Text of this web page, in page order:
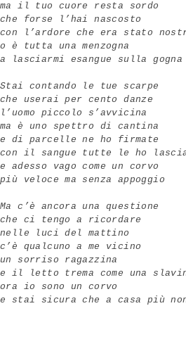
ma il tuo cuore resta sordo
che forse l’hai nascosto
con l’ardore che era stato
o è tutta una menzogna
a lasciarmi esangue sulla gogna
Stai contando le tue scarpe
che userai per cento danze
l’uomo piccolo s’avvicina
ma è uno spettro di cantina
e di parcelle ne ho firmate
con il sangue tutte le ho
e adesso vago come un corvo
più veloce ma senza appoggio
Ma c’è ancora una questione
che ci tengo a ricordare
nelle luci del mattino
c’è qualcuno a me vicino
un sorriso ragazzina
e il letto trema come una
ora io sono un corvo
e stai sicura che a casa più